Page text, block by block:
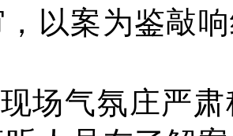
以案为鉴敲
场气氛庄严